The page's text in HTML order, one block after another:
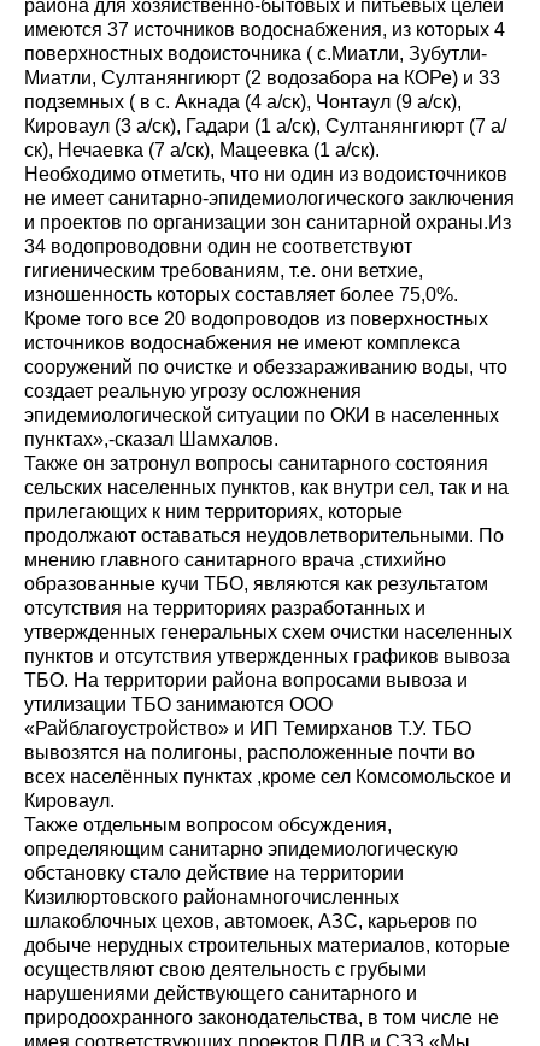
района для хозяйственно-бытовых и питьевых целей
имеются 37 источников водоснабжения, из которых 4
поверхностных водоисточника ( с.Миатли, Зубутли-
Миатли, Султанянгиюрт (2 водозабора на КОРе) и 33
подземных ( в с. Акнада (4 а/ск), Чонтаул (9 а/ск),
Кироваул (3 а/ск), Гадари (1 а/ск), Султанянгиюрт (7 а/
ск), Нечаевка (7 а/ск), Мацеевка (1 а/ск).
Необходимо отметить, что ни один из водоисточников
не имеет санитарно-эпидемиологического заключения
и проектов по организации зон санитарной охраны.Из
34 водопроводовни один не соответствуют
гигиеническим требованиям, т.е. они ветхие,
изношенность которых составляет более 75,0%.
Кроме того все 20 водопроводов из поверхностных
источников водоснабжения не имеют комплекса
сооружений по очистке и обеззараживанию воды, что
создает реальную угрозу осложнения
эпидемиологической ситуации по ОКИ в населенных
пунктах»,-сказал Шамхалов.
Также он затронул вопросы санитарного состояния
сельских населенных пунктов, как внутри сел, так и на
прилегающих к ним территориях, которые
продолжают оставаться неудовлетворительными. По
мнению главного санитарного врача ,стихийно
образованные кучи ТБО, являются как результатом
отсутствия на территориях разработанных и
утвержденных генеральных схем очистки населенных
пунктов и отсутствия утвержденных графиков вывоза
ТБО. На территории района вопросами вывоза и
утилизации ТБО занимаются ООО
«Райблагоустройство» и ИП Темирханов Т.У. ТБО
вывозятся на полигоны, расположенные почти во
всех населённых пунктах ,кроме сел Комсомольское и
Кироваул.
Также отдельным вопросом обсуждения,
определяющим санитарно эпидемиологическую
обстановку стало действие на территории
Кизилюртовского районамногочисленных
шлакоблочных цехов, автомоек, АЗС, карьеров по
добыче нерудных строительных материалов, которые
осуществляют свою деятельность с грубыми
нарушениями действующего санитарного и
природоохранного законодательства, в том числе не
имея соответствующих проектов ПДВ и СЗЗ.«Мы